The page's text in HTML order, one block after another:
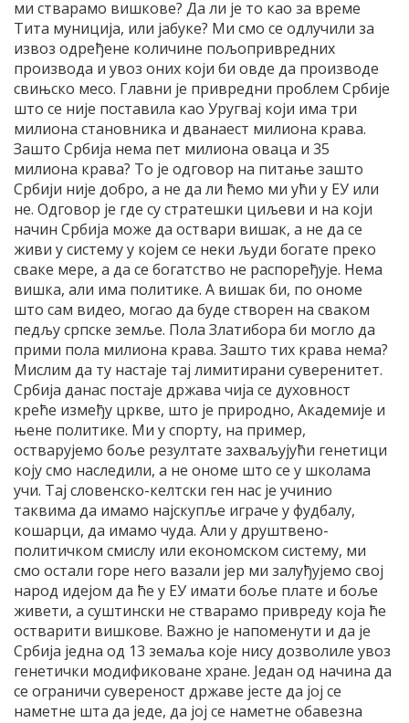
ми стварамо вишкове? Да ли је то као за време
Тита муниција, или јабуке? Ми смо се одлучили за
извоз одређене количине пољопривредних
производа и увоз оних који би овде да производе
свињско месо. Главни је привредни проблем Србије
што се није поставила као Уругвај који има три
милиона становника и дванаест милиона крава.
Зашто Србија нема пет милиона оваца и 35
милиона крава? То је одговор на питање зашто
Србији није добро, а не да ли ћемо ми ући у ЕУ или
не. Одговор је где су стратешки циљеви и на који
начин Србија може да оствари вишак, а не да се
живи у систему у којем се неки људи богате преко
сваке мере, а да се богатство не распоређује. Нема
вишка, али има политике. А вишак би, по ономе
што сам видео, могао да буде створен на сваком
педљу српске земље. Пола Златибора би могло да
прими пола милиона крава. Зашто тих крава нема?
Мислим да ту настаје тај лимитирани суверенитет.
Србија данас постаје држава чија се духовност
креће између цркве, што је природно, Академије и
њене политике. Ми у спорту, на пример,
остварујемо боље резултате захваљујући генетици
коју смо наследили, а не ономе што се у школама
учи. Тај словенско-келтски ген нас је учинио
таквима да имамо најскупље играче у фудбалу,
кошарци, да имамо чуда. Али у друштвено-
политичком смислу или економском систему, ми
смо остали горе него вазали јер ми залуђујемо свој
народ идејом да ће у ЕУ имати боље плате и боље
живети, а суштински не стварамо привреду која ће
остварити вишкове. Важно је напоменути и да је
Србија једна од 13 земаља које нису дозволиле увоз
генетички модификоване хране. Један од начина да
се ограничи сувереност државе јесте да јој се
наметне шта да једе, да јој се наметне обавезна